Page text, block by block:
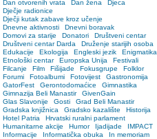
Dan otvorenih vrata
Dan žena
Djeca
Dječje radionice
Dječji kutak zabave kroz učenje
Dnevne aktivnosti
Dnevni boravak
Domovi za starije
Donatori
Društveni centar
Društveni centar Darda
Druženje starijih osoba
Edukacije
Ekologija Engleski jezik
Enigmatika
Etnološki centar
Europska Unija
Festivali
Filcanje
Film Fišijade Fokusgrupe
Folklor
Forumi
Fotoalbumi Fotovijest
Gastronomija
GatorFest
Gerontodomaćice
Gimnastika
Gimnazija Beli Manastir
GivenGain
Glas Slavonije
Gosti
Grad Beli Manastir
Gradska knjižnica
Gradsko kazalište
Historija
Hotel Patria
Hrvatski ruralni parlament
Humanitarne akcije
Humor Ijadijade
IMPACT
Informacije
Informatička obuka
In memoriam